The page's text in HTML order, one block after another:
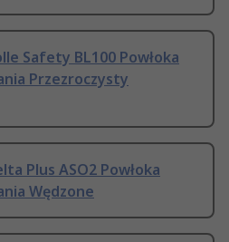
Safety BL100 Powłoka
Przezroczysty
Plus ASO2 Powłoka
Wędzone